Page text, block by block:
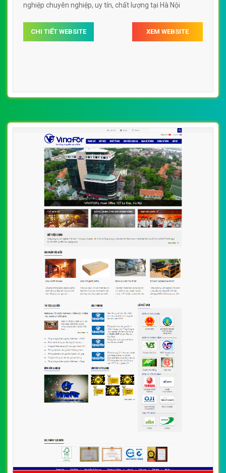
nghiệp chuyên nghiệp, uy tín, chất lượng tại Hà Nội
CHI TIẾT WEBSITE XEM WEBSITE